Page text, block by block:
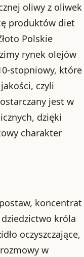
oliwy z oliwek
produktów diet
Polskie
rynek olejów
stopniowy, które
czyli
jest w
dzięki
charakter
koncentrat
króla
oczyszczające,
w